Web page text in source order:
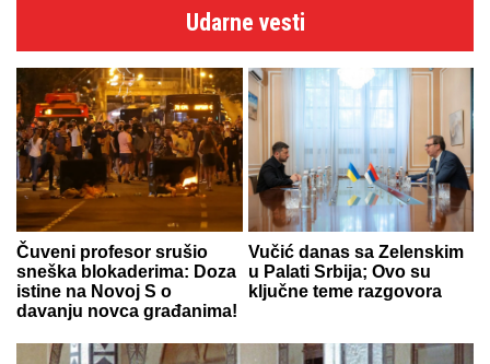
Udarne vesti
Čuveni profesor srušio
sneška blokaderima: Doza
istine na Novoj S o
davanju novca građanima!
Vučić danas sa Zelenskim
u Palati Srbija; Ovo su
ključne teme razgovora